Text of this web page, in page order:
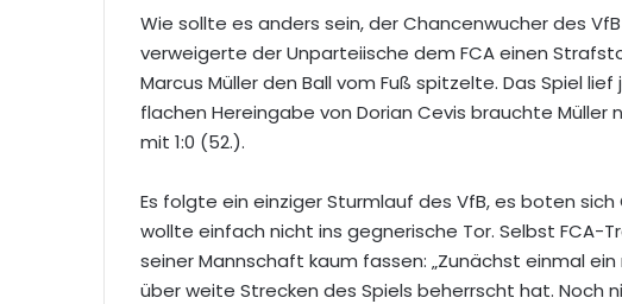
Wie sollte es anders sein, der Chancenwucher des
verweigerte der Unparteiische dem FCA einen
Marcus Müller den Ball vom Fuß spitzelte. Das Spiel
flachen Hereingabe von Dorian Cevis brauchte Müller
mit 1:0 (52.).
Es folgte ein einziger Sturmlauf des VfB, es boten
wollte einfach nicht ins gegnerische Tor. Selbst FCA-
seiner Mannschaft kaum fassen: „Zunächst einmal
über weite Strecken des Spiels beherrscht hat. Noch